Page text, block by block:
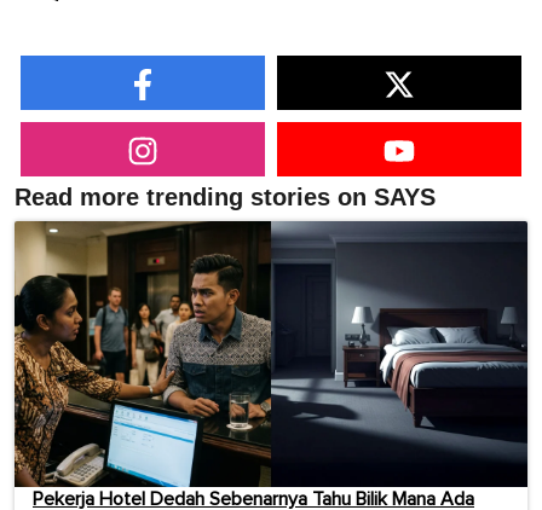
Read more trending stories on SAYS
Pekerja Hotel Dedah Sebenarnya Tahu Bilik Mana Ada